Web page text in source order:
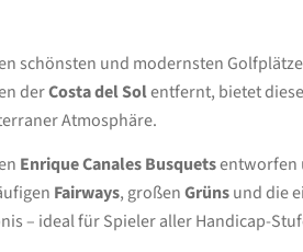
schönsten und modernsten
derCosta del Solentfernt, bietet
Atmosphäre.
Enrique Canales Busquetsentworfen
Fairways, großenGrünsund die
– ideal für Spieler aller Handicap-